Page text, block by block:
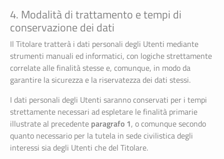
4. Modalità di trattamento e tempi di
conservazione dei dati
Il Titolare tratterà i dati personali degli Utenti mediante
strumenti manuali ed informatici, con logiche strettamente
correlate alle finalità stesse e, comunque, in modo da
garantire la sicurezza e la riservatezza dei dati stessi.
I dati personali degli Utenti saranno conservati per i tempi
strettamente necessari ad espletare le finalità primarie
illustrate al precedente paragrafo 1, o comunque secondo
quanto necessario per la tutela in sede civilistica degli
interessi sia degli Utenti che del Titolare.